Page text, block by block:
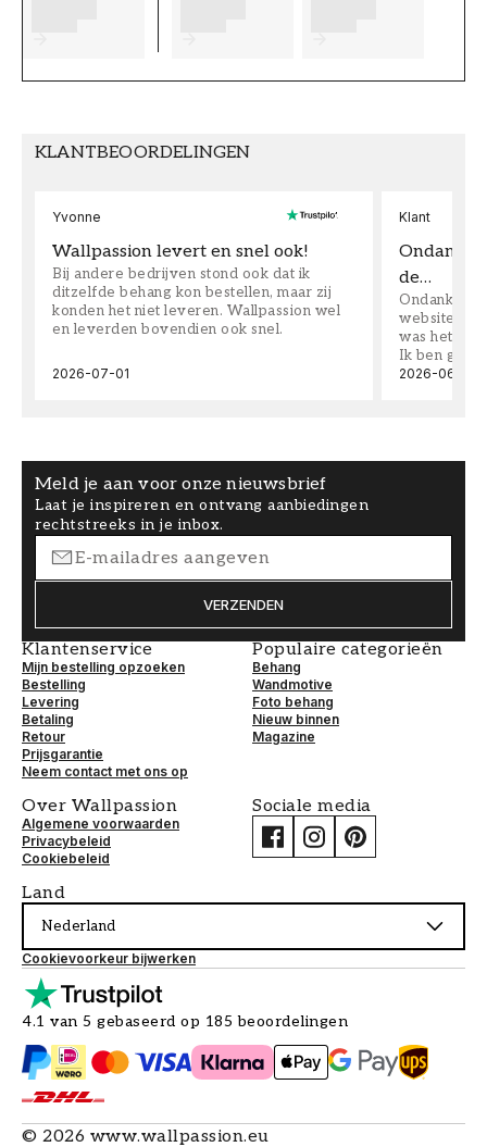
KLANTBEOORDELINGEN
Yvonne
Wallpassion levert en snel ook!
Bij andere bedrijven stond ook dat ik
ditzelfde behang kon bestellen, maar zij
konden het niet leveren. Wallpassion wel
en leverden bovendien ook snel.
2026-07-01
Klant
Ondanks
de…
Ondanks
website
was het
Ik ben
2026-06-08
Meld je aan voor onze nieuwsbrief
Laat je inspireren en ontvang aanbiedingen
rechtstreeks in je inbox.
VERZENDEN
Klantenservice
Mijn bestelling opzoeken
Bestelling
Levering
Betaling
Retour
Prijsgarantie
Neem contact met ons op
Populaire categorieën
Behang
Wandmotive
Foto behang
Nieuw binnen
Magazine
Over Wallpassion
Algemene voorwaarden
Privacybeleid
Cookiebeleid
Sociale media
Land
Nederland
Cookievoorkeur bijwerken
4.1 van 5 gebaseerd op 185 beoordelingen
© 2026 www.wallpassion.eu